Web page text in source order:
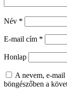
Név *
E-mail cím *
Honlap
A nevem, e-mail
böngészőben a